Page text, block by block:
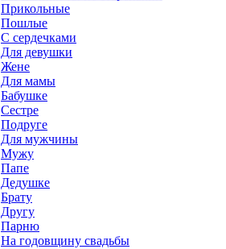
Прикольные
Пошлые
С сердечками
Для девушки
Жене
Для мамы
Бабушке
Сестре
Подруге
Для мужчины
Мужу
Папе
Дедушке
Брату
Другу
Парню
На годовщину свадьбы